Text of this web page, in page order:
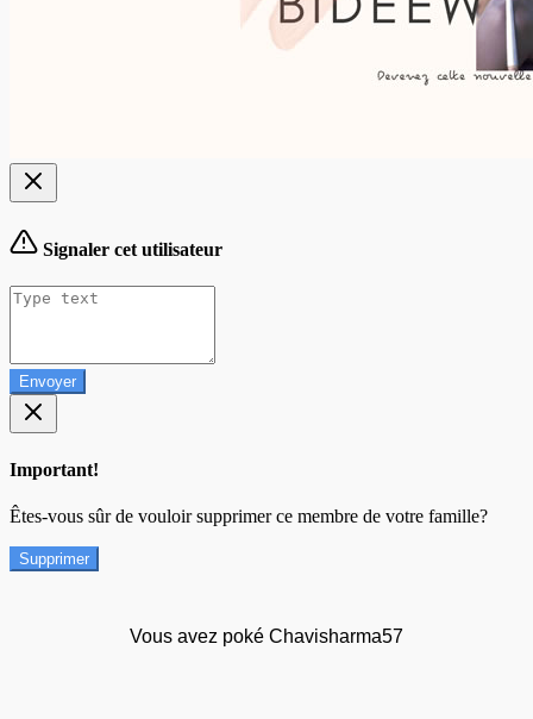
Signaler cet utilisateur
Envoyer
Important!
Êtes-vous sûr de vouloir supprimer ce membre de votre famille?
Supprimer
Vous avez poké Chavisharma57